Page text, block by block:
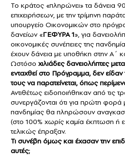
Το κράτος «πληρώνει» τα δάνεια
επιχειρήσεων, με την τρίμηνη
υπουργείο Οικονομικών στο
δανείων «ΓΕΦΥΡΑ 1», για
οικονομικές συνέπειες της
έχουν δάνεια με υποθήκη στην Α΄
Ωστόσο χιλιάδες δανειολήπτες
ενταχθεί στο Πρόγραμμα, δεν είδαν
τους να παρατείνεται, όπως
Αντιθέτως ειδοποιήθηκαν από τις
συνεργάζονται ότι για πρώτη
πανδημίας θα πληρώσουν
(στο 100% χωρίς καμία έκπτωση ή
τελικώς έπραξαν.
Τι συνέβη όμως και έχασαν την
αυτές;